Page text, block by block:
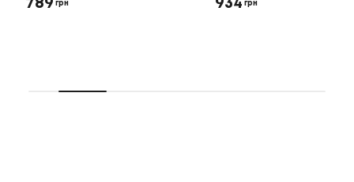
789 грн 934 грн